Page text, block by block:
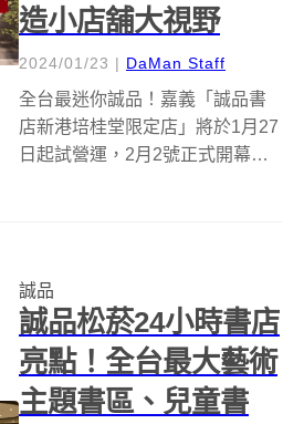
造小店舖大視野
2024/01/23 | DaMan Staff
全台最迷你誠品！嘉義「誠品書
店新港培桂堂限定店」將於1月27
日起試營運，2月2號正式開幕。
迸發的設計，則將使它成為最卡
哇伊的書店...
誠品
誠品松菸24小時書店
亮點！全台最大藝術
主題書區、兒童書